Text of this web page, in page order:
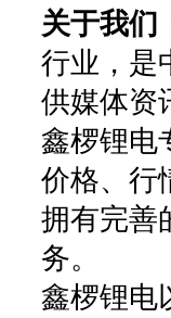
关于我们
行业，是
供媒体资
鑫椤锂电
价格、行
拥有完善
务。
鑫椤锂电